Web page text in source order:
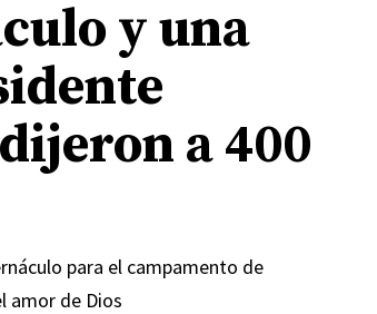
y una
a 400
para el campamento de
amor de Dios